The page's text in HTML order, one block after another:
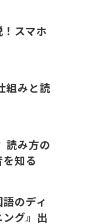
スマホ
組みと読
読み方の
知る
のディ
グ』出